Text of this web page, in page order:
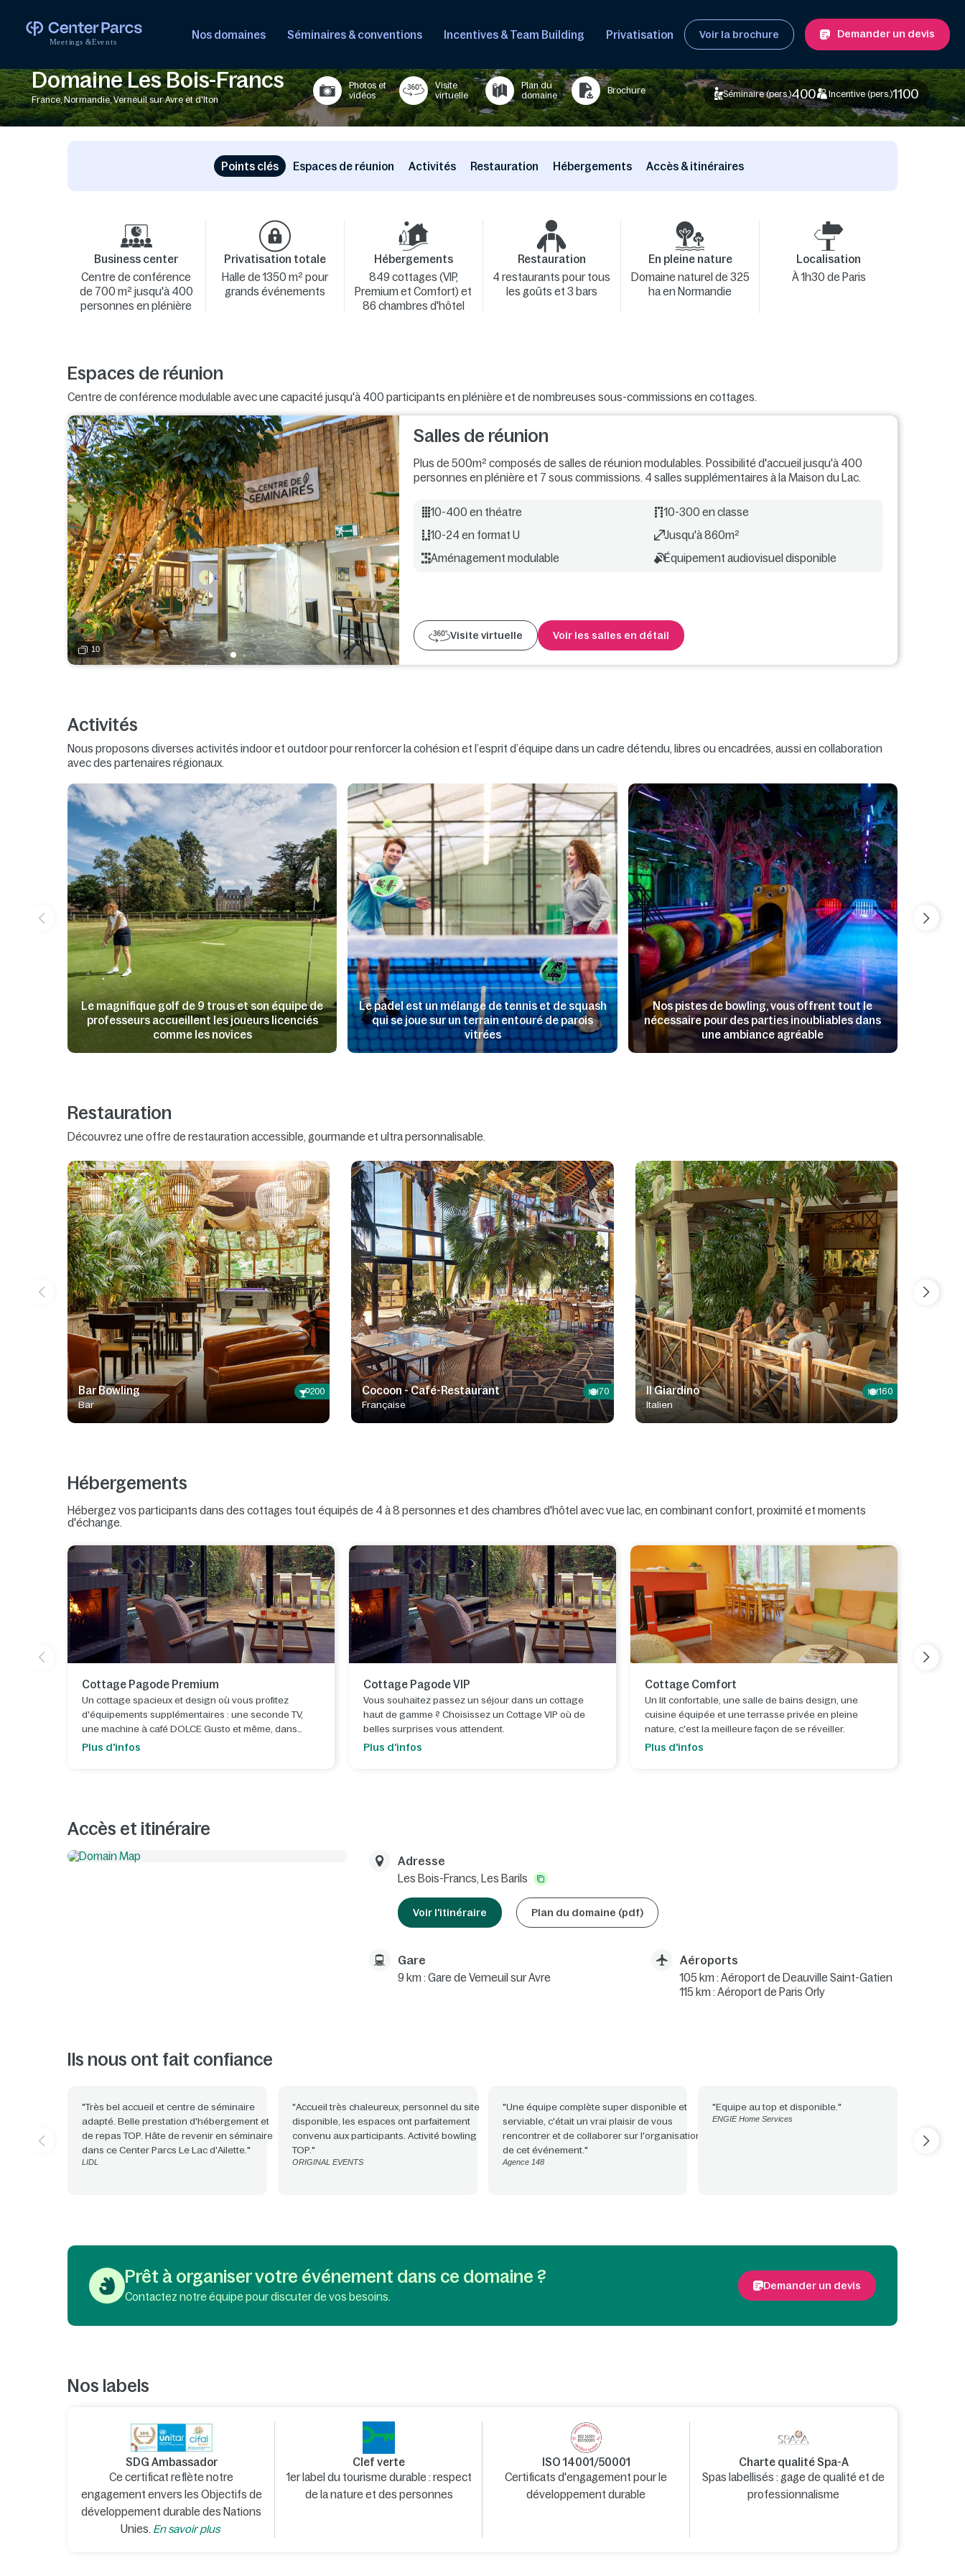
Meetings &Events
Nos domaines Séminaires & conventions Incentives & Team Building Privatisation Voir la brochure Demander un devis
Domaine Les Bois-Francs
France, Normandie, Verneuil sur Avre et d'Iton
Photos et
vidéos
Visite
virtuelle
Plan du
domaine
Brochure Séminaire (pers.)400 Incentive (pers.)1100
Points clés Espaces de réunion Activités Restauration Hébergements Accès & itinéraires
Business center
Centre de conférence
de 700 m² jusqu'à 400
personnes en plénière
Privatisation totale
Halle de 1350 m² pour
grands événements
Hébergements
849 cottages (VIP,
Premium et Comfort) et
86 chambres d'hôtel
Restauration
4 restaurants pour tous
les goûts et 3 bars
En pleine nature
Domaine naturel de 325
ha en Normandie
Localisation
À 1h30 de Paris
Espaces de réunion
Centre de conférence modulable avec une capacité jusqu'à 400 participants en plénière et de nombreuses sous-commissions en cottages.
10
Salles de réunion
Plus de 500m² composés de salles de réunion modulables. Possibilité d'accueil jusqu'à 400
personnes en plénière et 7 sous commissions. 4 salles supplémentaires à la Maison du Lac.
10-400 en théatre
10-300 en classe
10-24 en format U
Jusqu'à 860m²
Aménagement modulable
Équipement audiovisuel disponible
Visite virtuelle Voir les salles en détail
Activités
Nous proposons diverses activités indoor et outdoor pour renforcer la cohésion et l’esprit d’équipe dans un cadre détendu, libres ou encadrées, aussi en collaboration
avec des partenaires régionaux.
Le magnifique golf de 9 trous et son équipe de
professeurs accueillent les joueurs licenciés
comme les novices
Le padel est un mélange de tennis et de squash
qui se joue sur un terrain entouré de parois
vitrées
Nos pistes de bowling, vous offrent tout le
nécessaire pour des parties inoubliables dans
une ambiance agréable
Restauration
Découvrez une offre de restauration accessible, gourmande et ultra personnalisable.
Bar Bowling
Bar
200 Cocoon - Café-Restaurant
Française
70 Il Giardino
Italien
160
Hébergements
Hébergez vos participants dans des cottages tout équipés de 4 à 8 personnes et des chambres d'hôtel avec vue lac, en combinant confort, proximité et moments
d'échange.
Cottage Pagode Premium
Un cottage spacieux et design où vous profitez
d'équipements supplémentaires : une seconde TV,
une machine à café DOLCE Gusto et même, dans
certains parcs, un bain remous.
Plus d'infos
Cottage Pagode VIP
Vous souhaitez passez un séjour dans un cottage
haut de gamme ? Choisissez un Cottage VIP où de
belles surprises vous attendent.
Plus d'infos
Cottage Comfort
Un lit confortable, une salle de bains design, une
cuisine équipée et une terrasse privée en pleine
nature, c'est la meilleure façon de se réveiller.
Plus d'infos
Accès et itinéraire
Adresse
Les Bois-Francs, Les Barils
Voir l'itinéraire Plan du domaine (pdf)
Gare
9 km : Gare de Verneuil sur Avre
Aéroports
105 km : Aéroport de Deauville Saint-Gatien
115 km : Aéroport de Paris Orly
Ils nous ont fait confiance
"Très bel accueil et centre de séminaire
adapté. Belle prestation d'hébergement et
de repas TOP. Hâte de revenir en séminaire
dans ce Center Parcs Le Lac d'Ailette."
LIDL
"Accueil très chaleureux, personnel du site
disponible, les espaces ont parfaitement
convenu aux participants. Activité bowling
TOP."
ORIGINAL EVENTS
"Une équipe complète super disponible et
serviable, c'était un vrai plaisir de vous
rencontrer et de collaborer sur l'organisation
de cet événement."
Agence 148
"Equipe au top et disponible."
ENGIE Home Services
WE ARE
Prêt à organiser votre événement dans ce domaine ?
Contactez notre équipe pour discuter de vos besoins.
Demander un devis
Nos labels
SDG Ambassador
Ce certificat reflète notre
engagement envers les Objectifs de
développement durable des Nations
Unies. En savoir plus
Clef verte
1er label du tourisme durable : respect
de la nature et des personnes
ISO 14001/50001
Certificats d'engagement pour le
développement durable
Charte qualité Spa-A
Spas labellisés : gage de qualité et de
professionnalisme